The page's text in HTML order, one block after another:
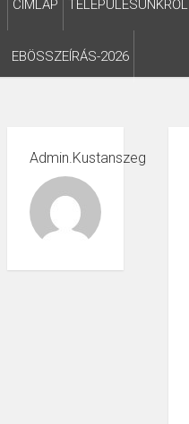
CÍMLAP TELEPÜLÉSÜNKRŐL
EBÖSSZEÍRÁS-2026
Admin.kustanszeg